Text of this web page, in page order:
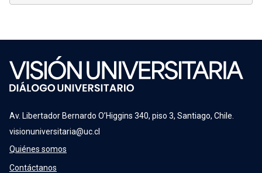
Av. Libertador Bernardo O’Higgins 340, piso 3, Santiago, Chile.
visionuniversitaria@uc.cl
Quiénes somos
Contáctanos